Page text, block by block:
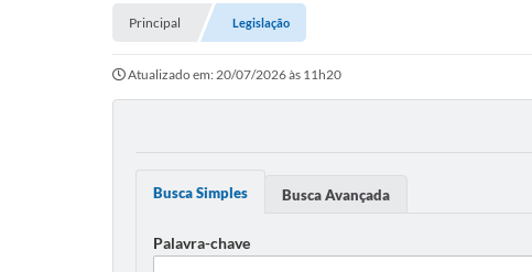
Principal Legislação
Atualizado em: 20/07/2026 às 11h20
Busca Simples Busca Avançada
Palavra-chave